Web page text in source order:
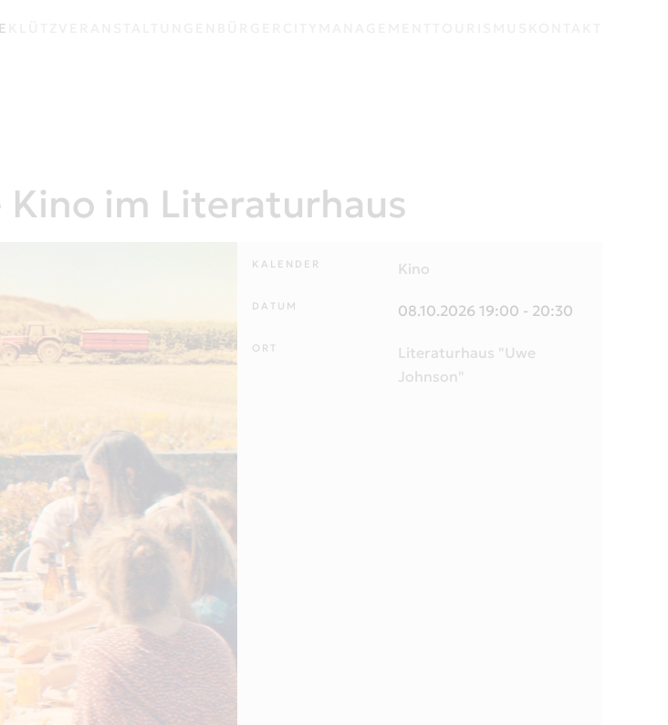
Kino im Literaturhaus
KALENDER Kino
DATUM 08.10.2026 19:00 - 20:30
ORT
Literaturhaus "Uwe
Johnson"